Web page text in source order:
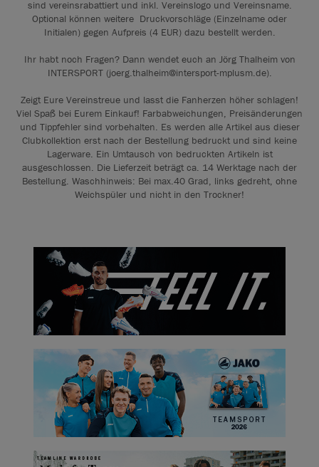
sind vereinsrabattiert und inkl. Vereinslogo und Vereinsname.
Optional können weitere Druckvorschläge (Einzelname oder
Initialen) gegen Aufpreis (4 EUR) dazu bestellt werden.
Ihr habt noch Fragen? Dann wendet euch an Jörg Thalheim von
INTERSPORT (joerg.thalheim@intersport-mplusm.de).
Zeigt Eure Vereinstreue und lasst die Fanherzen höher schlagen!
Viel Spaß bei Eurem Einkauf! Farbabweichungen, Preisänderungen
und Tippfehler sind vorbehalten. Es werden alle Artikel aus dieser
Clubkollektion erst nach der Bestellung bedruckt und sind keine
Lagerware. Ein Umtausch von bedruckten Artikeln ist
ausgeschlossen. Die Lieferzeit beträgt ca. 14 Werktage nach der
Bestellung. Waschhinweis: Bei max.40 Grad, links gedreht, ohne
Weichspüler und nicht in den Trockner!